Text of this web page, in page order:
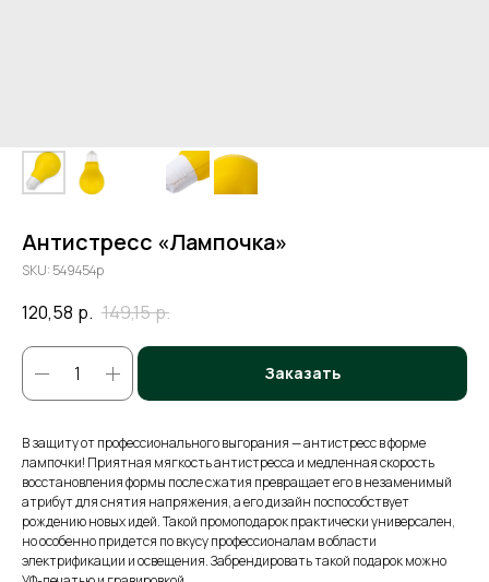
Антистресс «Лампочка»
SKU: 549454p
120,58 р. 149,15р.
Заказать
В защиту от профессионального выгорания — антистресс в форме
лампочки! Приятная мягкость антистресса и медленная скорость
восстановления формы после сжатия превращает его в незаменимый
атрибут для снятия напряжения, а его дизайн поспособствует
рождению новых идей. Такой промоподарок практически универсален,
но особенно придется по вкусу профессионалам в области
электрификации и освещения. Забрендировать такой подарок можно